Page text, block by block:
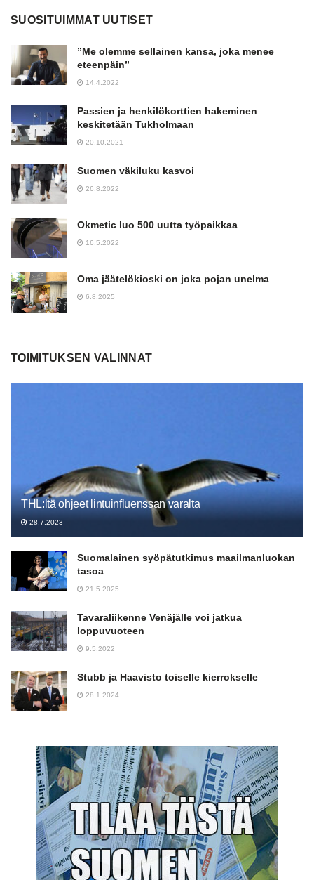
SUOSITUIMMAT UUTISET
”Me olemme sellainen kansa, joka menee
eteenpäin”
14.4.2022
Passien ja henkilökorttien hakeminen
keskitetään Tukholmaan
20.10.2021
Suomen väkiluku kasvoi
26.8.2022
Okmetic luo 500 uutta työpaikkaa
16.5.2022
Oma jäätelökioski on joka pojan unelma
6.8.2025
TOIMITUKSEN VALINNAT
THL:ltä ohjeet lintuinfluenssan varalta
28.7.2023
Suomalainen syöpätutkimus maailmanluokan
tasoa
21.5.2025
Tavaraliikenne Venäjälle voi jatkua
loppuvuoteen
9.5.2022
Stubb ja Haavisto toiselle kierrokselle
28.1.2024